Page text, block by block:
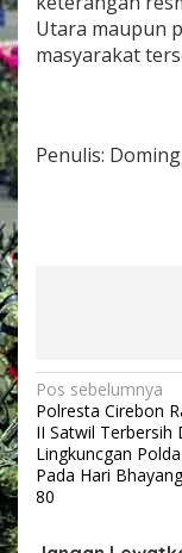
Utara maupun
masyarakat
Penulis:
N
a
v
i
Pos sebelumnya
Polresta Cirebon
II Satwil Terbersih
Lingkuncgan
Pada Hari
80